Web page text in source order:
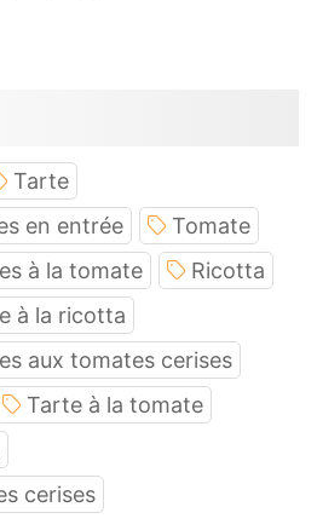
Tarte
en entrée
Tomate
à la tomate
Ricotta
à la ricotta
aux tomates cerises
Tarte à la tomate
cerises